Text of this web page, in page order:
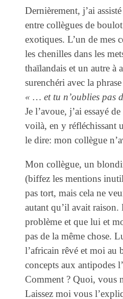
Dernièrement, j’ai
entre collègues de
exotiques. L’un de mes
les chenilles dans les
thaïlandais et un autre à
surenchéri avec la
« … et tu n’oublies pas
Je l’avoue, j’ai essayé
voilà, en y réfléchissant
le dire: mon collègue
Mon collègue, un
(biffez les mentions
pas tort, mais cela ne
autant qu’il avait
problème et que lui et
pas de la même chose.
l’africain rêvé et moi au
concepts aux antipodes
Comment ? Quoi, vous
Laissez moi vous